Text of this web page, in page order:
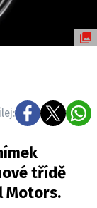
třídě
Motors.